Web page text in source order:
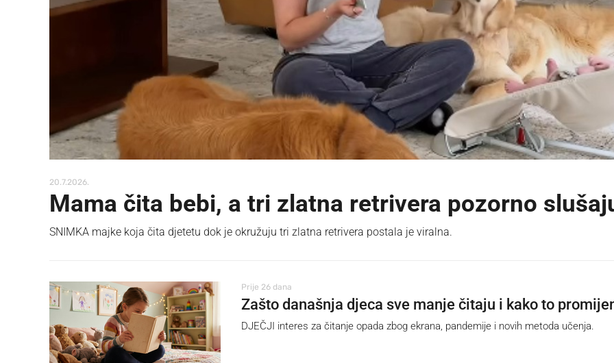
20.7.2026.
Mama čita bebi, a tri zlatna retrivera pozorno
SNIMKA majke koja čita djetetu dok je okružuju tri zlatna retrivera postala je viralna.
Prije 26 dana
Zašto današnja djeca sve manje čitaju i kako to
DJEČJI interes za čitanje opada zbog ekrana, pandemije i novih metoda učenja.